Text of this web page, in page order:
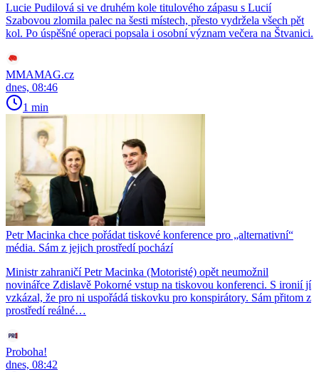
Lucie Pudilová si ve druhém kole titulového zápasu s Lucií
Szabovou zlomila palec na šesti místech, přesto vydržela všech pět
kol. Po úspěšné operaci popsala i osobní význam večera na Štvanici.
MMAMAG.cz
dnes, 08:46
1 min
Petr Macinka chce pořádat tiskové konference pro „alternativní“
média. Sám z jejich prostředí pochází
Ministr zahraničí Petr Macinka (Motoristé) opět neumožnil
novinářce Zdislavě Pokorné vstup na tiskovou konferenci. S ironií jí
vzkázal, že pro ni uspořádá tiskovku pro konspirátory. Sám přitom z
prostředí reálné…
Proboha!
dnes, 08:42